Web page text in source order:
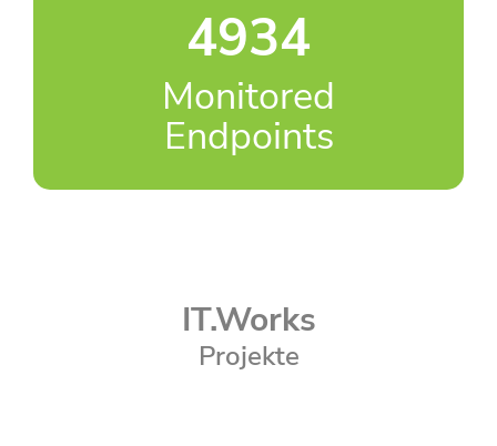
5000+
Monitored
Endpoints
IT.Works
Projekte